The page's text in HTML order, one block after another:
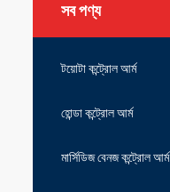
সব পণ্য
টয়োটা কন্ট্রোল আর্ম
হোন্ডা কন্ট্রোল আর্ম
মার্সিডিজ বেনজ কন্ট্রোল আর্ম